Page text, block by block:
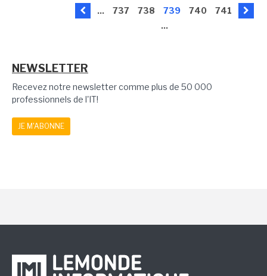
... 737 738 739 740
741
...
NEWSLETTER
Recevez notre newsletter comme plus de 50 000
professionnels de l'IT!
JE M'ABONNE